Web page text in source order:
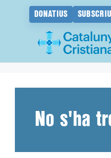
DONATIUS
No s'ha